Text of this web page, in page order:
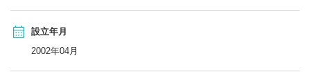
設立年月
2002年04月